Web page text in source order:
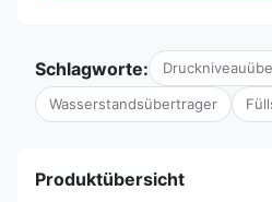
Schlagworte:
Wasserstandsübertrager
Produktübersicht